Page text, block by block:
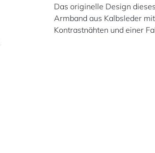
Das originelle Design
Armband aus Kalbsleder
Kontrastnähten und einer